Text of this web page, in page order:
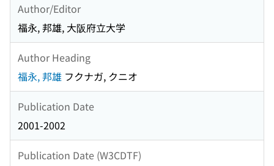
Author/Editor
福永, 邦雄, 大阪府立大学
Author Heading
福永, 邦雄 フクナガ, クニオ
Publication Date
2001-2002
Publication Date (W3CDTF)